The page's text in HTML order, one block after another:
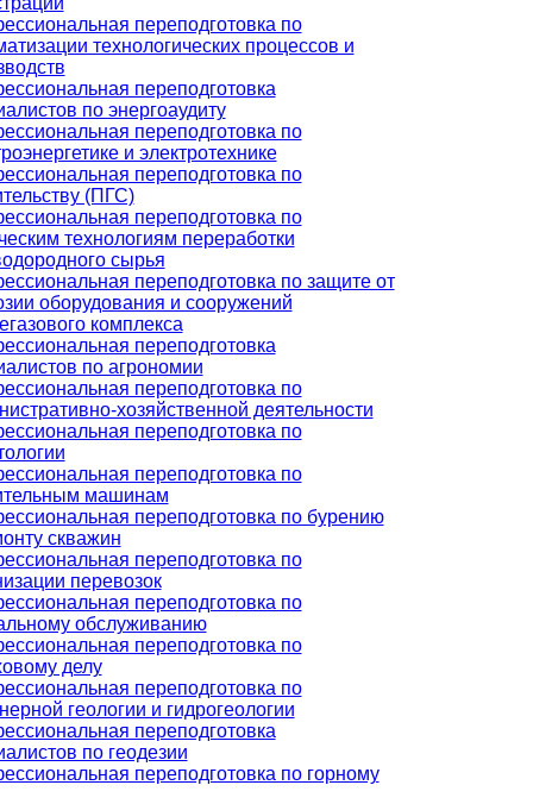
переподготовка по
технологических процессов и
переподготовка
по энергоаудиту
переподготовка по
и электротехнике
переподготовка по
(ПГС)
переподготовка по
технологиям переработки
сырья
переподготовка по защите от
оборудования и сооружений
комплекса
переподготовка
по агрономии
переподготовка по
хозяйственной деятельности
переподготовка по
переподготовка по
машинам
переподготовка по бурению
скважин
переподготовка по
перевозок
переподготовка по
обслуживанию
переподготовка по
делу
переподготовка по
геологии и гидрогеологии
переподготовка
по геодезии
переподготовка по горному